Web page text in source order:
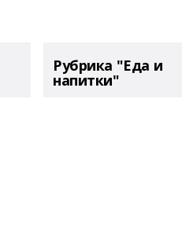
Рубрика "Еда и
напитки"